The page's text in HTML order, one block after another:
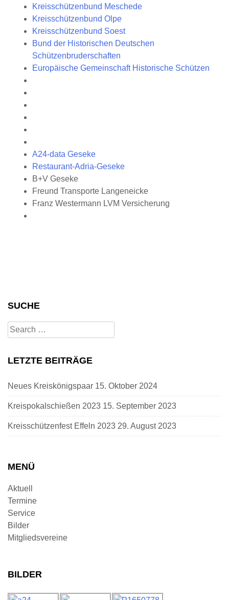
Kreisschützenbund Meschede
Kreisschützenbund Olpe
Kreisschützenbund Soest
Bund der Historischen Deutschen
Schützenbruderschaften
Europäische Gemeinschaft Historische Schützen
A24-data Geseke
Restaurant-Adria-Geseke
B+V Geseke
Freund Transporte Langeneicke
Franz Westermann LVM Versicherung
SUCHE
Search
for:
LETZTE BEITRÄGE
Neues Kreiskönigspaar 15. Oktober 2024
Kreispokalschießen 2023 15. September 2023
Kreisschützenfest Effeln 2023 29. August 2023
MENÜ
Aktuell
Termine
Service
Bilder
Mitgliedsvereine
BILDER